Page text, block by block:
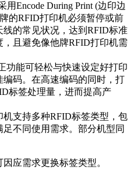
用Encode During Print (边印边
的RFID打印机必须暂停或前
的常见状况，达到RFID标准
且避免像他牌RFID打印机需
功能可轻松与快速设定好打印
码。在高速编码的同时，打
标签处理量，进而提高产
支持多种RFID标签类型，包
不同使用需求。部分机型同
应需求更换标签类型。